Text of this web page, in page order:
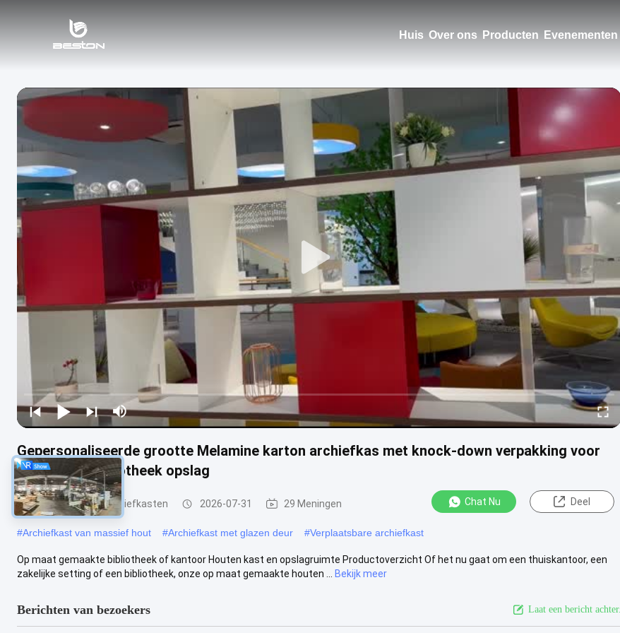
Huis Over ons Producten Evenementen
Gepersonaliseerde grootte Melamine karton archiefkas met knock-down verpakking voor
kantoor en bibliotheek opslag
Kantoor houten archiefkasten 2026-07-31 29 Meningen Chat Nu Deel
#Archiefkast van massief hout #Archiefkast met glazen deur #Verplaatsbare archiefkast
Op maat gemaakte bibliotheek of kantoor Houten kast en opslagruimte Productoverzicht Of het nu gaat om een thuiskantoor, een
zakelijke setting of een bibliotheek, onze op maat gemaakte houten ...
Bekijk meer
Berichten van bezoekers Laat een bericht achter.